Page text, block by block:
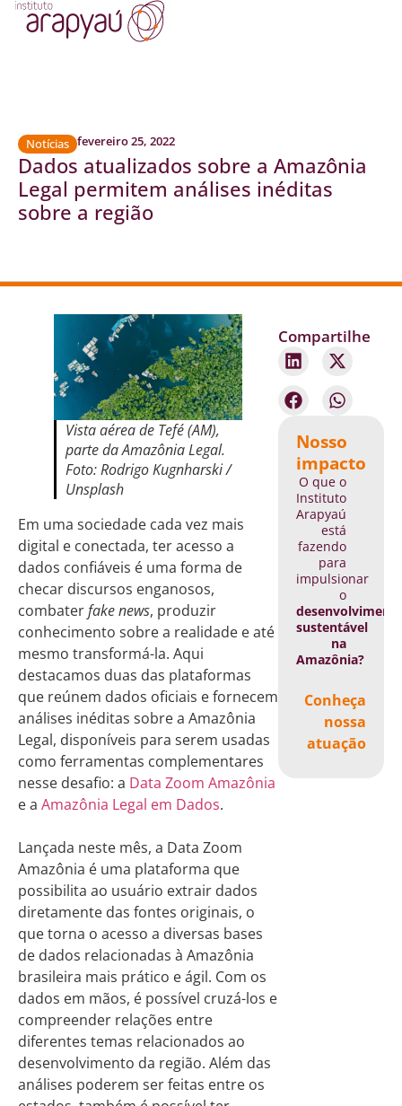
Notícias fevereiro 25, 2022
Dados atualizados sobre a Amazônia
Legal permitem análises inéditas
sobre a região
Compartilhe
Nosso
impacto
O que o
Instituto
Arapyaú
está
fazendo
para
impulsionar
o
sustentável
na
Amazônia?
Conheça
nossa
atuação
Vista aérea de Tefé (AM),
parte da Amazônia Legal.
Foto: Rodrigo Kugnharski /
Unsplash
Em uma sociedade cada vez mais
digital e conectada, ter acesso a
dados confiáveis é uma forma de
checar discursos enganosos,
combaterfake news, produzir
conhecimento sobre a realidade e até
mesmo transformá-la. Aqui
destacamos duas das plataformas
que reúnem dados oficiais e fornecem
análises inéditas sobre a Amazônia
Legal, disponíveis para serem usadas
como ferramentas complementares
nesse desafio: a Data Zoom Amazônia
e a Amazônia Legal em Dados.
Lançada neste mês, a Data Zoom
Amazônia é uma plataforma que
possibilita ao usuário extrair dados
diretamente das fontes originais, o
que torna o acesso a diversas bases
de dados relacionadas à Amazônia
brasileira mais prático e ágil. Com os
dados em mãos, é possível cruzá-los e
compreender relações entre
diferentes temas relacionados ao
desenvolvimento da região. Além das
análises poderem ser feitas entre os